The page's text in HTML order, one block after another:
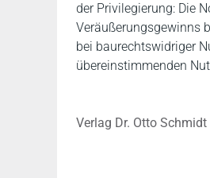
der Privilegierung: Die
Veräußerungsgewinns
bei baurechtswidriger
übereinstimmenden
Verlag Dr. Otto Schmidt